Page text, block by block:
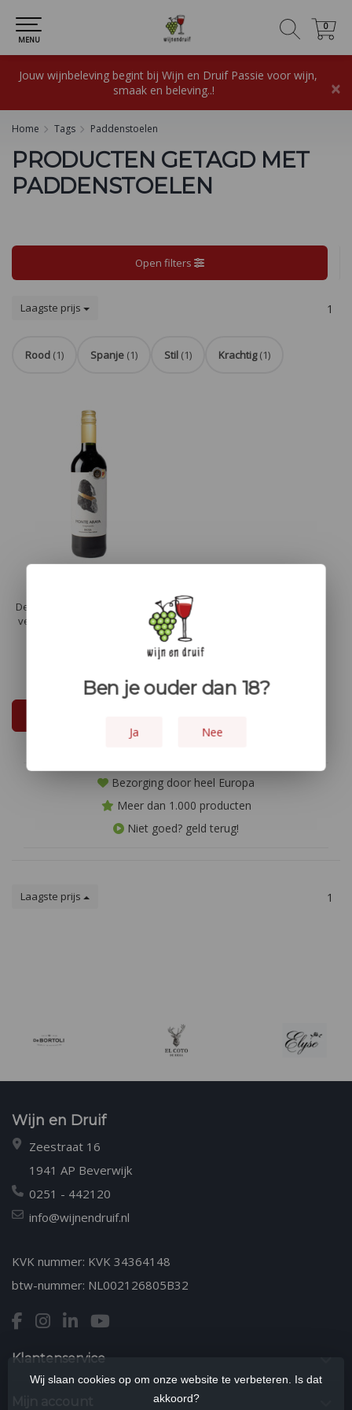
0
0
MENU
Jouw wijnbeleving begint bij Wijn en Druif Passie voor wijn,
smaak en beleving..!
×
Home Tags Paddenstoelen
PRODUCTEN GETAGD MET
PADDENSTOELEN
Open filters
Laagste prijs 1
Rood (1) Spanje (1) Stil (1) Krachtig (1)
Deze Monte Araya Tinto bevat
veel vers fruit met aroma van
rijpe rode bessen. Het is een
kruidige wijn met specerijen en
Bezorging door heel Europa
Meer dan 1.000 producten
Niet goed? geld terug!
Laagste prijs 1
Wijn en Druif
Zeestraat 16
1941 AP Beverwijk
0251 - 442120
info@wijnendruif.nl
KVK nummer: KVK 34364148
btw-nummer: NL002126805B32
Klantenservice
Wij slaan cookies op om onze website te verbeteren. Is dat
akkoord?
Ben je ouder dan 18?
Ja Nee